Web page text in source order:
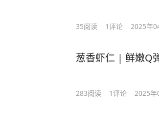
35阅读 1评论 2025年
葱香虾仁 | 鲜嫩Q
283阅读 1评论 2025年